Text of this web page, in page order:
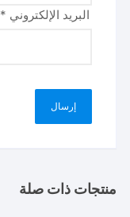
البريد الإلكتروني *
منتجات ذات صلة